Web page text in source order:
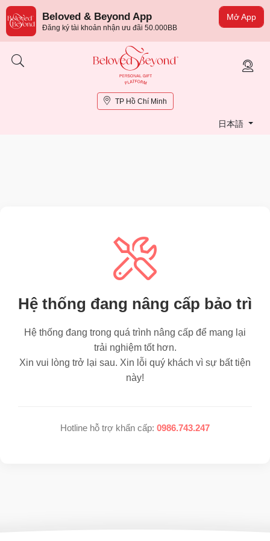
Mở App
Beloved & Beyond App
Đăng ký tài khoản nhận ưu đãi 50.000BB
TP Hồ Chí Minh
日本語
Hệ thống đang nâng cấp bảo trì
Hệ thống đang trong quá trình nâng cấp để mang lại
trải nghiệm tốt hơn.
Xin vui lòng trở lại sau. Xin lỗi quý khách vì sự bất tiện
này!
Hotline hỗ trợ khẩn cấp: 0986.743.247